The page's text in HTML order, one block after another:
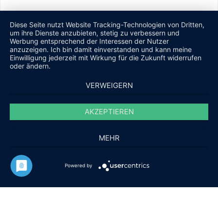
Diese Seite nutzt Website Tracking-Technologien von Dritten,
um ihre Dienste anzubieten, stetig zu verbessern und
Werbung entsprechend der Interessen der Nutzer
anzuzeigen. Ich bin damit einverstanden und kann meine
Einwilligung jederzeit mit Wirkung für die Zukunft widerrufen
oder ändern.
VERWEIGERN
AKZEPTIEREN
MEHR
Powered by